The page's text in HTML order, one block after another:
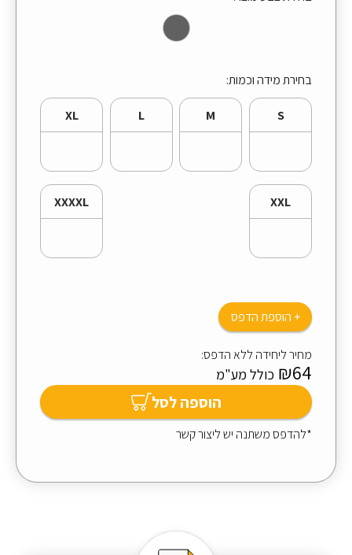
בחירת מידה וכמות:
S
M
L
XL
XXL
XXXXL
+ הוספת הדפס
הוספה לסל
מחיר ליחידה ללא הדפס:
₪64 כולל מע"מ
*להדפס משתנה יש ליצור קשר